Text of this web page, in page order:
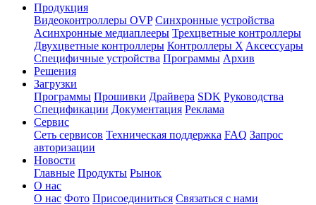
Продукция
Видеоконтроллеры OVP Синхронные устройства
Асинхронные медиаплееры Трехцветные контроллеры
Двухцветные контроллеры Контроллеры X Aксессуары
Специфичные устройства Программы Архив
Решения
Загрузки
Программы Прошивки Драйвера SDK Руководства
Спецификации Документация Реклама
Сервис
Сеть сервисов Техническая поддержка FAQ Запрос
авторизации
Новости
Главные Продукты Рынок
О нас
О нас Фото Присоединиться Связаться с нами